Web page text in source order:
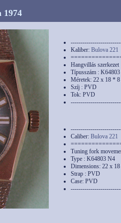
1974
Kaliber: Bulova 221
Hangvillás szerkezet
Típusszám :
Méretek: 22 x 18 * 8
Szíj : PVD
Tok: PVD
Caliber: Bulova 221
Tuning fork
Type : K64803 N4
Dimensions: 22 x
Strap : PVD
Case: PVD